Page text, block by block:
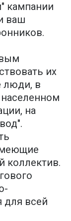
кампании
ваш
их
люди, в
на
коллектив.
для всей